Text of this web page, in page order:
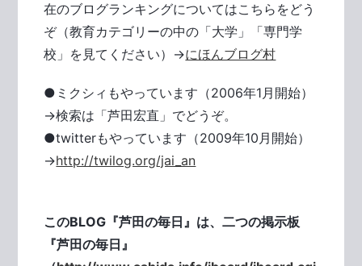
在のブログランキングについてはこちらをどう
ぞ（教育カテゴリーの中の「大学」「専門学
校」を見てください）→にほんブログ村
●ミクシィもやっています（2006年1月開始）
→検索は「芦田宏直」でどうぞ。
●twitterもやっています（2009年10月開始）
→http://twilog.org/jai_an
このBLOG『芦田の毎日』は、二つの掲示板
『芦田の毎日』